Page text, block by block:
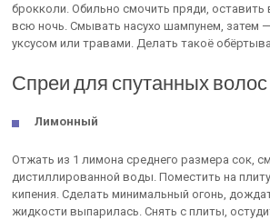
брокколи. Обильно смочить пряди, оставить
всю ночь. Смывать насухо шампунем, затем
уксусом или травами. Делать такоё
Спреи для спутанных волос
Лимонный
Отжать из 1 лимона среднего размера сок,
дистиллированной воды. Поместить на
кипения. Сделать минимальный огонь,
жидкости выпарилась. Снять с плиты,